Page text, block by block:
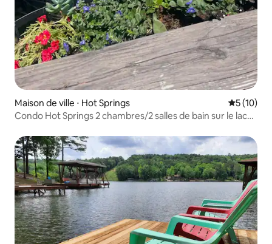
Maison de ville ⋅ Hot Springs
5 (10)
Condo Hot Springs 2 chambres/2 salles de bain sur le lac